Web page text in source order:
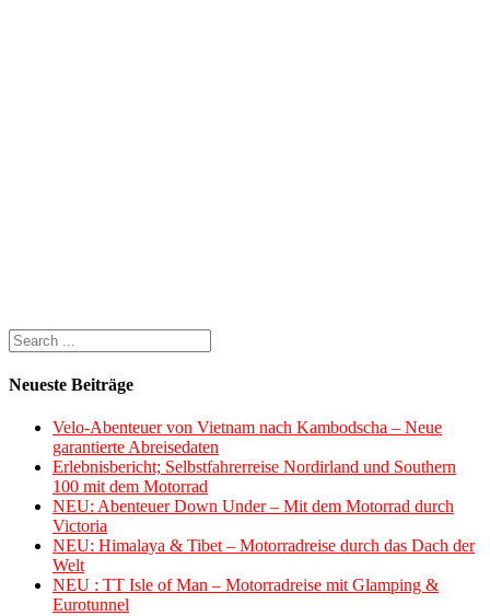
Neueste Beiträge
Velo-Abenteuer von Vietnam nach Kambodscha – Neue
garantierte Abreisedaten
Erlebnisbericht; Selbstfahrerreise Nordirland und Southern
100 mit dem Motorrad
NEU: Abenteuer Down Under – Mit dem Motorrad durch
Victoria
NEU: Himalaya & Tibet – Motorradreise durch das Dach der
Welt
NEU : TT Isle of Man – Motorradreise mit Glamping &
Eurotunnel